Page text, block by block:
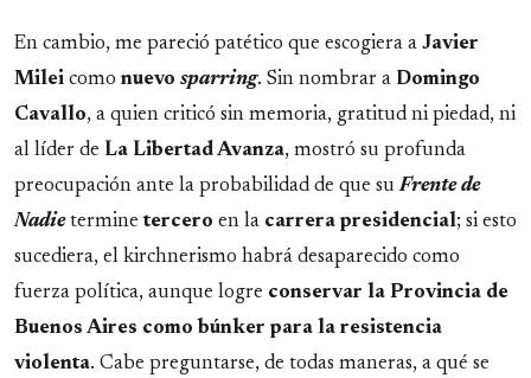
En cambio, me pareció patético que escogiera a Javier
Milei como nuevo sparring. Sin nombrar a Domingo
Cavallo, a quien criticó sin memoria, gratitud ni piedad, ni
al líder de La Libertad Avanza, mostró su profunda
preocupación ante la probabilidad de que suFrente de
Nadietermine tercero en la carrera presidencial; si esto
sucediera, el kirchnerismo habrá desaparecido como
fuerza política, aunque logre conservar la Provincia de
Buenos Aires como búnker para la resistencia
violenta. Cabe preguntarse, de todas maneras, a qué se